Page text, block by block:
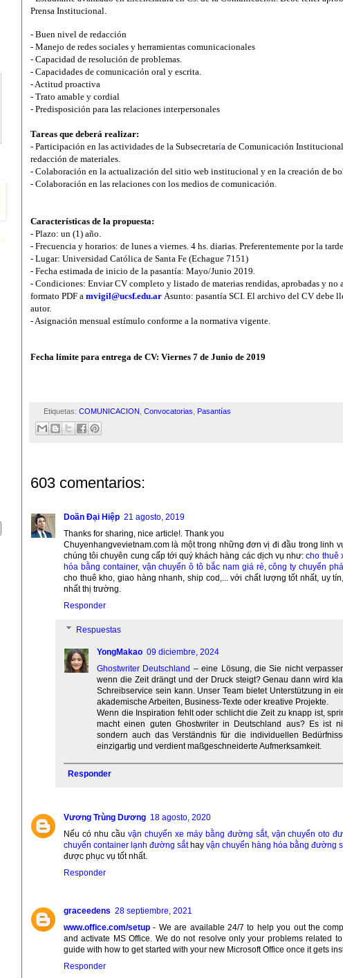
Prensa Institucional.
- Buen nivel de redacción
- Manejo de redes sociales y herramientas comunicacionales
- Capacidad de resolución de problemas.
- Capacidades de comunicación oral y escrita.
- Actitud proactiva
- Trato amable y cordial
- Predisposición para las relaciones interpersonales
Tareas que deberá realizar:
- Participación en las actividades de la Subsecretaría de Comunicación
redacción de materiales.
- Colaboración en la actualización del sitio web institucional y en la creación de
- Colaboración en las relaciones con los medios de comunicación.
Características de la propuesta:
- Plazo: un (1) año.
- Frecuencia y horarios: de lunes a viernes. 4 hs. diarias. Preferentemente por la tarde
- Lugar: Universidad Católica de Santa Fe (Echague 7151)
- Fecha estimada de inicio de la pasantía: Mayo/Junio 2019.
- Condiciones: Enviar CV completo y listado de materias rendidas, aprobadas y no
formato PDF a mvigil@ucsf.edu.ar Asunto: pasantía SCI. El archivo del CV debe
autor.
- Asignación mensual estímulo conforme a la normativa vigente.
Fecha límite para entrega de CV: Viernes 7 de Junio de 2019
Etiquetas: COMUNICACION, Convocatorias, Pasantías
603 comentarios:
Doãn Đại Hiệp 21 agosto, 2019
Thanks for sharing, nice article!. Thank you
Chuyenhangvevietnam.com là một trong những đơn vị đi đầu trong linh
chúng tôi chuyên cung cấp tới quý khách hàng các dịch vụ như:cho thuê
hóa bằng container, vận chuyển ô tô bắc nam giá rẻ,công ty chuyển
cho thuê kho, giao hàng nhanh, ship cod,... với chất lượng tốt nhất, uy
nhất thị trường.
Responder
Respuestas
YongMakao 09 diciembre, 2024
Ghostwriter Deutschland – eine Lösung, die Sie nicht
wenn die Zeit drängt und der Druck steigt? Genau dann wird
Schreibservice sein kann. Unser Team bietet Unterstützung in
akademische Arbeiten, Business-Texte oder kreative Projekte.
Wenn die Inspiration fehlt oder schlicht die Zeit zu knapp ist,
macht einen guten Ghostwriter in Deutschland aus? Es ist
sondern auch das Verständnis für die individuellen
einzigartig und verdient maßgeschneiderte Aufmerksamkeit.
Responder
Vương Trùng Dương 18 agosto, 2020
Nếu có nhu cầu vận chuyển xe máy bằng đường sắt, vận chuyển oto
chuyển container lạnh đường sắthay vận chuyển hàng hóa bằng đường
được phục vụ tốt nhất.
Responder
graceedens 28 septiembre, 2021
www.office.com/setup - We are available 24/7 to help you out the
and activate MS Office. We do not resolve only your problems related
guide with how to get started with your new Microsoft Office once it gets
Responder